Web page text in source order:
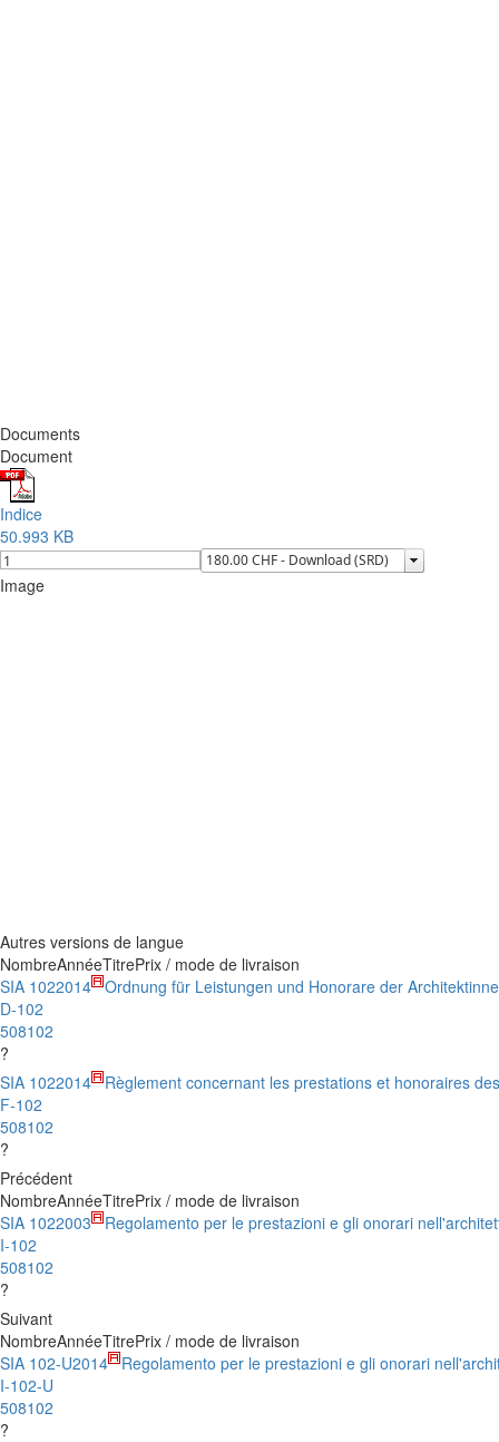
Documents
Document
Indice
50.993 KB
Image
Autres versions de langue
NombreAnnéeTitrePrix / mode de livraison
SIA 102
D-102
508102
?
2014 Ordnung für Leistungen und Honorare der
SIA 102
F-102
508102
?
2014 Règlement concernant les prestations et honoraires
Précédent
NombreAnnéeTitrePrix / mode de livraison
SIA 102
I-102
508102
?
2003 Regolamento per le prestazioni e gli onorari
Suivant
NombreAnnéeTitrePrix / mode de livraison
SIA 102-U
I-102-U
508102
?
2014 Regolamento per le prestazioni e gli onorari